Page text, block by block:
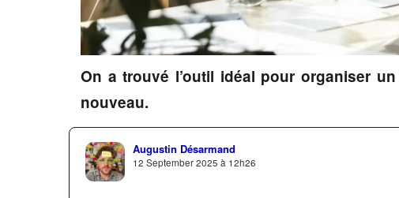
On a trouvé l’outil idéal pour organiser
nouveau.
Augustin Désarmand
12 September 2025 à 12h26